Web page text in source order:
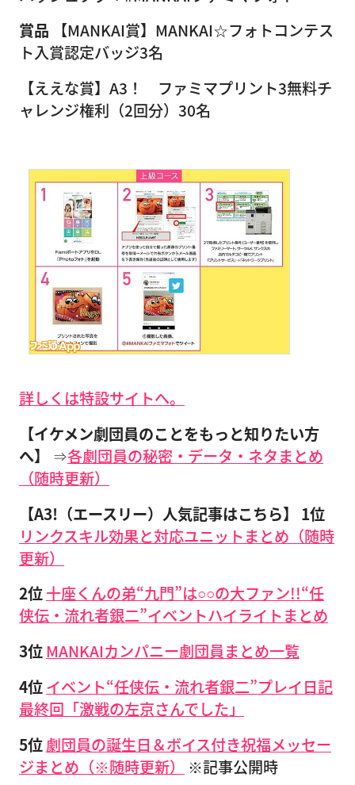
賞品 【MANKAI賞】MANKAI☆フォトコンテス
ト入賞認定バッジ3名
【ええな賞】A3！ ファミマプリント3無料チ
ャレンジ権利（2回分）30名
詳しくは特設サイトへ。
【イケメン劇団員のことをもっと知りたい方
へ】
⇒各劇団員の秘密・データ・ネタまとめ
（随時更新）
【A3!（エースリー）人気記事はこちら】 1位
リンクスキル効果と対応ユニットまとめ（随時
更新）
2位十座くんの弟“九門”は○○の大ファン!!“任
侠伝・流れ者銀二”イベントハイライトまとめ
3位MANKAIカンパニー劇団員まとめ一覧
4位イベント“任侠伝・流れ者銀二”プレイ日記
最終回「激戦の左京さんでした」
5位劇団員の誕生日＆ボイス付き祝福メッセー
ジまとめ（※随時更新）
※記事公開時